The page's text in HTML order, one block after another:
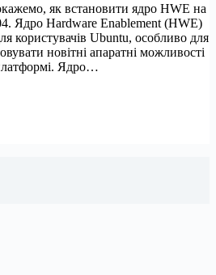
як встановити ядро HWE на
Ядро Hardware Enablement (HWE)
користувачів Ubuntu, особливо для
новітні апаратні можливості
Ядро…